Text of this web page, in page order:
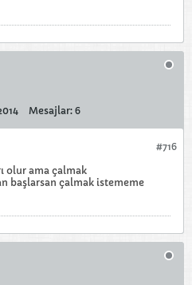
Mesajlar: 6
#716
olur ama çalmak
başlarsan çalmak istememe